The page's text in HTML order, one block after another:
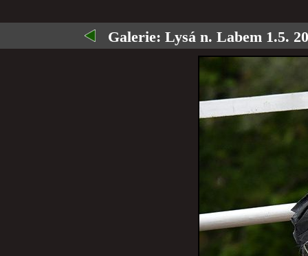
Galerie: Lysá n. Labem 1.5.